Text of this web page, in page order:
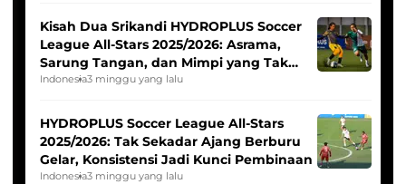
Kisah Dua Srikandi HYDROPLUS Soccer
League All-Stars 2025/2026: Asrama,
Sarung Tangan, dan Mimpi yang Tak
Pernah Padam
Indonesia3 minggu yang lalu
HYDROPLUS Soccer League All-Stars
2025/2026: Tak Sekadar Ajang Berburu
Gelar, Konsistensi Jadi Kunci Pembinaan
Indonesia3 minggu yang lalu